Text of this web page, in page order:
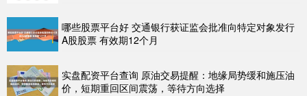
哪些股票平台好 交通银行获证监会批准向特定对象发行
A股股票 有效期12个月
实盘配资平台查询 原油交易提醒：地缘局势缓和施压油
价，短期重回区间震荡，等待方向选择